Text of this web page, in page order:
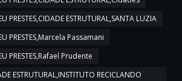
ESTRUTURAL,SANTA LUZIA
PRESTES,Marcela Passamani
PRESTES,Rafael Prudente
ESTRUTURAL,INSTITUTO RECICLANDO